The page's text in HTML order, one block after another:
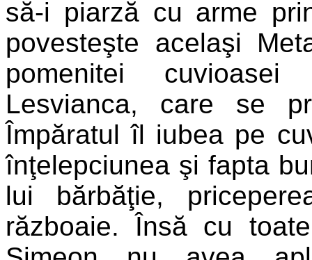
să-i piarză cu arme
povesteşte acelaşi
pomenitei
Lesvianca, care se
Împăratul îl iubea pe
înţelepciunea şi fapta
lui bărbăţie,
războaie. Însă cu